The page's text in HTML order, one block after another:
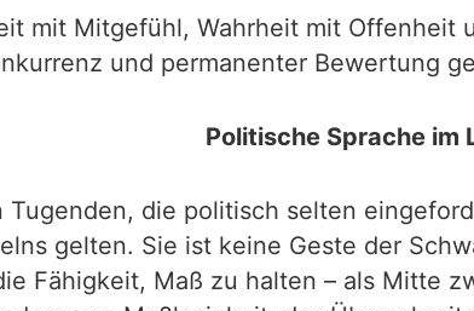
mit Mitgefühl, Wahrheit mit
und permanenter Bewertung
Politische Sprache im
die politisch selten
gelten. Sie ist keine Geste der
Fähigkeit, Maß zu halten – als Mitte